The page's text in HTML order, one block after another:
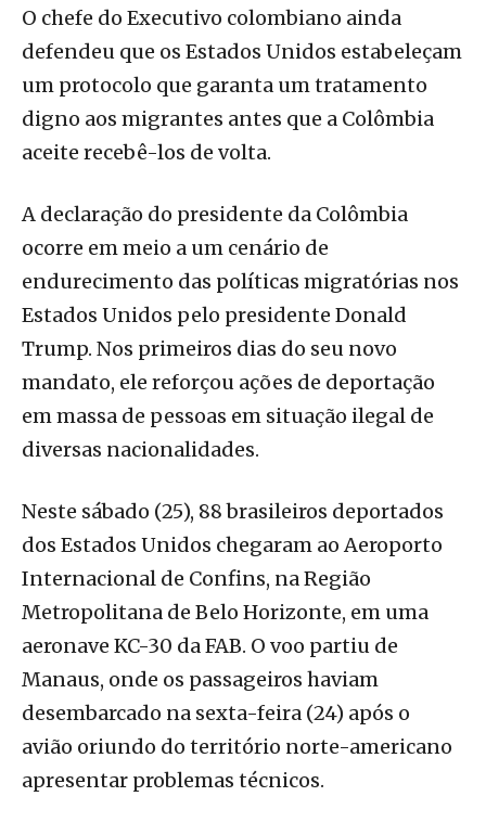
O chefe do Executivo colombiano ainda
defendeu que os Estados Unidos estabeleçam
um protocolo que garanta um tratamento
digno aos migrantes antes que a Colômbia
aceite recebê-los de volta.
A declaração do presidente da Colômbia
ocorre em meio a um cenário de
endurecimento das políticas migratórias nos
Estados Unidos pelo presidente Donald
Trump. Nos primeiros dias do seu novo
mandato, ele reforçou ações de deportação
em massa de pessoas em situação ilegal de
diversas nacionalidades.
Neste sábado (25), 88 brasileiros deportados
dos Estados Unidos chegaram ao Aeroporto
Internacional de Confins, na Região
Metropolitana de Belo Horizonte, em uma
aeronave KC-30 da FAB. O voo partiu de
Manaus, onde os passageiros haviam
desembarcado na sexta-feira (24) após o
avião oriundo do território norte-americano
apresentar problemas técnicos.